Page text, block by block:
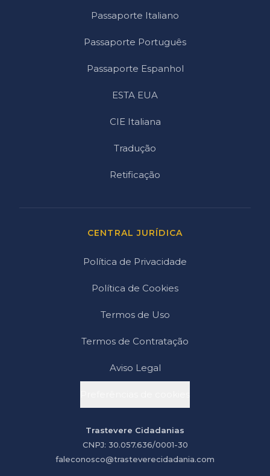
Passaporte Italiano
Passaporte Português
Passaporte Espanhol
ESTA EUA
CIE Italiana
Tradução
Retificação
CENTRAL JURÍDICA
Política de Privacidade
Política de Cookies
Termos de Uso
Termos de Contratação
Aviso Legal
Trastevere Cidadanias
CNPJ: 30.057.636/0001-30
faleconosco@trasteverecidadania.com